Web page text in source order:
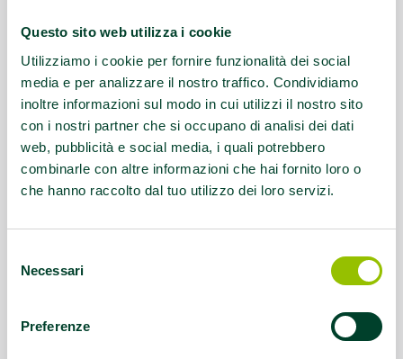
Questo sito web utilizza i cookie
Utilizziamo i cookie per fornire funzionalità dei social
media e per analizzare il nostro traffico. Condividiamo
inoltre informazioni sul modo in cui utilizzi il nostro sito
con i nostri partner che si occupano di analisi dei dati
web, pubblicità e social media, i quali potrebbero
combinarle con altre informazioni che hai fornito loro o
che hanno raccolto dal tuo utilizzo dei loro servizi.
delNecessari
Preferenze
Questo contenuto si trova in
cammino